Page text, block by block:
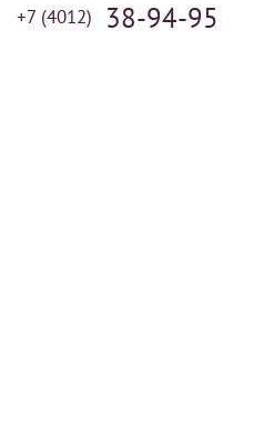
+7 (4012) 38-94-95